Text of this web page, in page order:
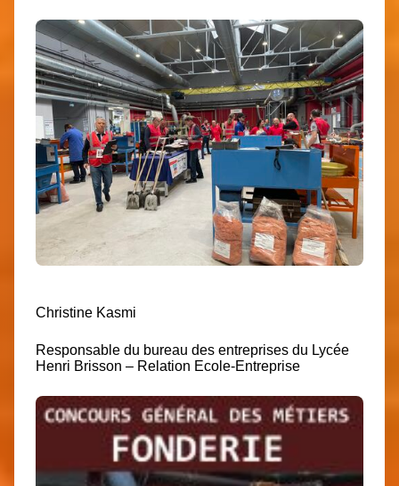
Christine Kasmi
Responsable du bureau des entreprises du Lycée
Henri Brisson – Relation Ecole-Entreprise